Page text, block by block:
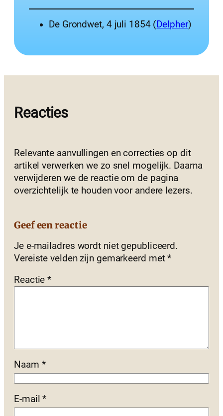
De Grondwet, 4 juli 1854 (Delpher)
Reacties
Relevante aanvullingen en correcties op dit
artikel verwerken we zo snel mogelijk. Daarna
verwijderen we de reactie om de pagina
overzichtelijk te houden voor andere lezers.
Geef een reactie
Je e-mailadres wordt niet gepubliceerd.
Vereiste velden zijn gemarkeerd met*
Reactie*
Naam *
E-mail*